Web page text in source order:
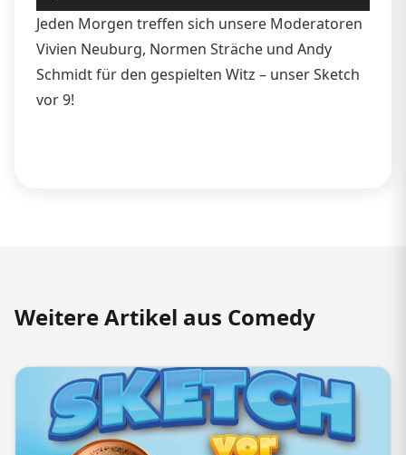
Player
Jeden Morgen treffen sich unsere Moderatoren
Vivien Neuburg, Normen Sträche und Andy
Schmidt für den gespielten Witz – unser Sketch
vor 9!
Weitere Artikel aus Comedy